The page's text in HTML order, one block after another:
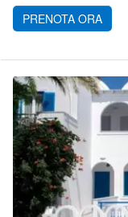
PRENOTA ORA